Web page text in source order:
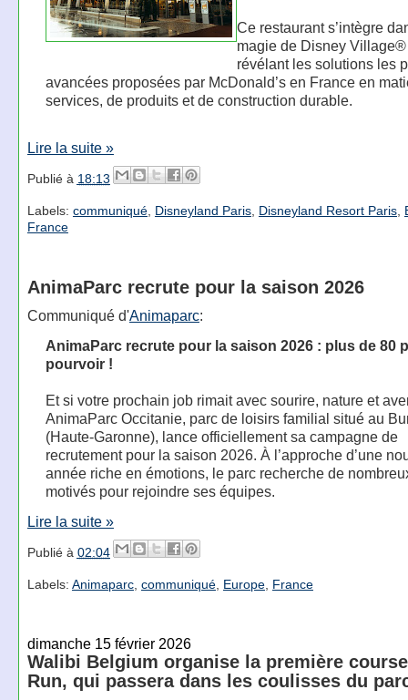
Ce restaurant s’intègre
magie de Disney Village®
révélant les solutions les
avancées proposées par McDonald’s en France en
services, de produits et de construction durable.
Lire la suite »
Publié à 18:13
Labels: communiqué, Disneyland Paris, Disneyland Resort Paris,
France
AnimaParc recrute pour la saison 2026
Communiqué d'Animaparc:
AnimaParc recrute pour la saison 2026 : plus de 80
pourvoir !
Et si votre prochain job rimait avec sourire, nature et
AnimaParc Occitanie, parc de loisirs familial situé au
(Haute-Garonne), lance officiellement sa campagne de
recrutement pour la saison 2026. À l’approche d’une
année riche en émotions, le parc recherche de
motivés pour rejoindre ses équipes.
Lire la suite »
Publié à 02:04
Labels: Animaparc, communiqué, Europe, France
dimanche 15 février 2026
Walibi Belgium organise la première
Run, qui passera dans les coulisses du